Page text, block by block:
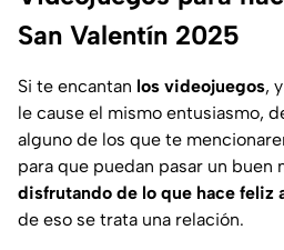
San Valentín 2025
Si te encantan los videojuegos,
le cause el mismo entusiasmo,
alguno de los que te
para que puedan pasar un buen
disfrutando de lo que hace feliz
de eso se trata una relación.